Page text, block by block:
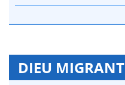
DIEU MIGRANT